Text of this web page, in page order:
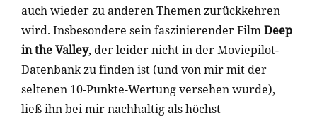
auch wieder zu anderen Themen zurückkehren
wird. Insbesondere sein faszinierender FilmDeep
in the Valley, der leider nicht in der Moviepilot-
Datenbank zu finden ist (und von mir mit der
seltenen 10-Punkte-Wertung versehen wurde),
ließ ihn bei mir nachhaltig als höchst